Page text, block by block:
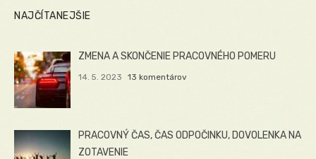
NAJČÍTANEJŠIE
ZMENA A SKONČENIE PRACOVNÉHO POMERU
14. 5. 2023 13 komentárov
PRACOVNÝ ČAS, ČAS ODPOČINKU, DOVOLENKA NA
ZOTAVENIE